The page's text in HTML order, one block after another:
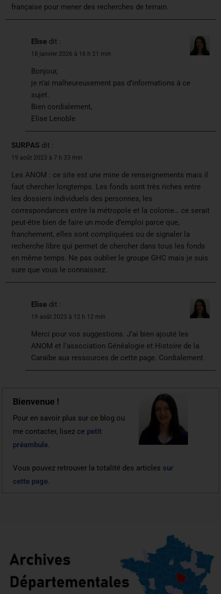
française pour mener des recherches de terrain.
Elise dit :
18 janvier 2026 à 16 h 21 min
Bonjour,
je n’ai malheureusement pas d’informations à ce
sujet.
Bien cordialement,
Elise Lenoble
SURPAS dit :
19 août 2023 à 7 h 33 min
Les ANOM : ce site est une mine de renseignements mais il
faut chercher longtemps. Les fonds sont très riches entre
les dossiers individuels des personnes, les
correspondances entre la métropole et la colonie… ce serait
peut-être bien de faire un mode d’emploi parce que,
franchement, elles sont compliquées ou de signaler la
recherche libre qui permet de chercher dans tous les fonds
en même temps. Ne pas oublier le groupe GHC mais je suis
sure que vous le connaissez.
Elise dit :
19 août 2023 à 12 h 12 min
Merci pour vos suggestions. J’ai bien ajouté les
ANOM et l’association Généalogie et Histoire de la
Caraïbe aux ressources de cette page. Cordialement.
Bienvenue !
Pour en savoir plus sur ce blog ou
me contacter, lisez ce petit
préambule.
Vous pouvez retrouver la totalité des articles sur
cette page.